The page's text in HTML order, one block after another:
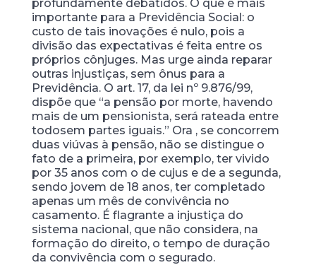
profundamente debatidos. O que é mais
importante para a Previdência Social: o
custo de tais inovações é nulo, pois a
divisão das expectativas é feita entre os
próprios cônjuges. Mas urge ainda reparar
outras injustiças, sem ônus para a
Previdência. O art. 17, da lei nº 9.876/99,
dispõe que “a pensão por morte, havendo
mais de um pensionista, será rateada entre
todosem partes iguais.” Ora , se concorrem
duas viúvas à pensão, não se distingue o
fato de a primeira, por exemplo, ter vivido
por 35 anos com o de cujus e de a segunda,
sendo jovem de 18 anos, ter completado
apenas um mês de convivência no
casamento. É flagrante a injustiça do
sistema nacional, que não considera, na
formação do direito, o tempo de duração
da convivência com o segurado.